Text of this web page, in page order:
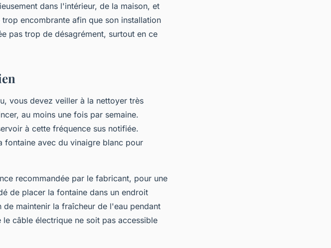
dans l'intérieur, de la maison, et
encombrante afin que son installation
pas trop de désagrément, surtout en ce
vous devez veiller à la nettoyer très
au moins une fois par semaine.
à cette fréquence sus notifiée.
fontaine avec du vinaigre blanc pour
recommandée par le fabricant, pour une
de placer la fontaine dans un endroit
maintenir la fraîcheur de l'eau pendant
câble électrique ne soit pas accessible